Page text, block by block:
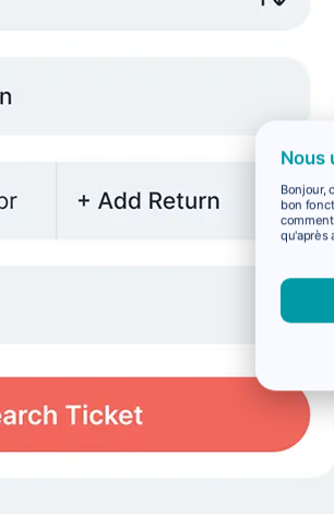
Nous
Bonjour,
bon
qu'après